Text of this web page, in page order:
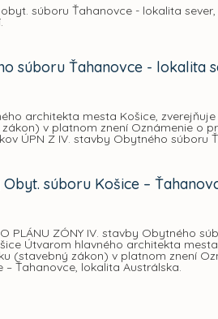
súboru Ťahanovce - lokalita
súboru Ťahanovce - lokalita
architekta mesta Košice,
v platnom znení Oznámenie o
ÚPN Z IV. stavby Obytného súboru
súboru Košice –
PLÁNU ZÓNY IV. stavby Obytného
Útvarom hlavného architekta
(stavebný zákon) v platnom znení
Ťahanovce, lokalita Austrálska.